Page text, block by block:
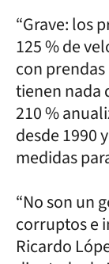
“Grave: los
125 % de
con
tienen nada
210 %
desde 1990
medidas
“No son un
corruptos e
Ricardo